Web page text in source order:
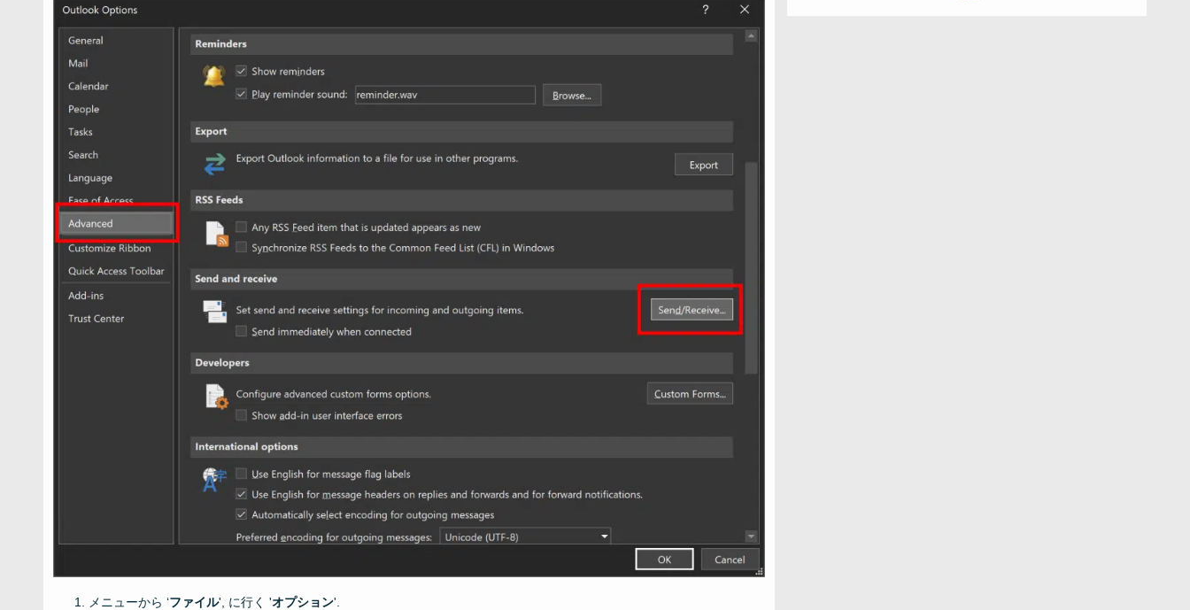
メニューから ‘ファイル', に行く 'オプション'.